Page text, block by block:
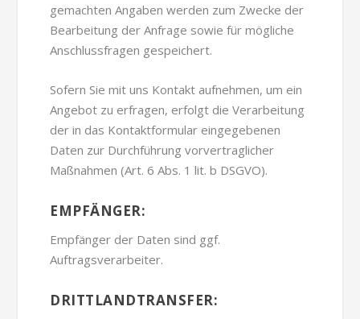
gemachten Angaben werden zum Zwecke der
Bearbeitung der Anfrage sowie für mögliche
Anschlussfragen gespeichert.
Sofern Sie mit uns Kontakt aufnehmen, um ein
Angebot zu erfragen, erfolgt die Verarbeitung
der in das Kontaktformular eingegebenen
Daten zur Durchführung vorvertraglicher
Maßnahmen (Art. 6 Abs. 1 lit. b DSGVO).
EMPFÄNGER:
Empfänger der Daten sind ggf.
Auftragsverarbeiter.
DRITTLANDTRANSFER: